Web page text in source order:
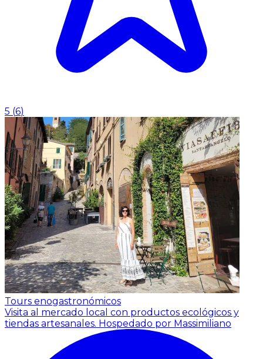
5 (6)
Tours enogastronómicos
Visita al mercado local con productos ecológicos y
tiendas artesanales. Hospedado por Massimiliano